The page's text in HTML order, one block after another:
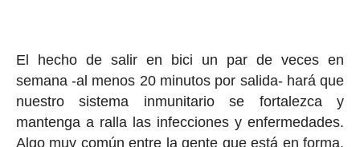
El hecho de salir en bici un par de veces en
semana -al menos 20 minutos por salida- hará que
nuestro sistema inmunitario se fortalezca y
mantenga a ralla las infecciones y enfermedades.
Algo muy común entre la gente que está en forma,